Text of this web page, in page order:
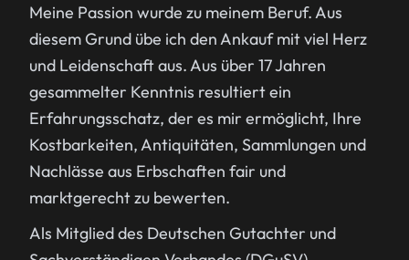
Meine Passion wurde zu meinem Beruf. Aus
diesem Grund übe ich den Ankauf mit viel Herz
und Leidenschaft aus. Aus über 17 Jahren
gesammelter Kenntnis resultiert ein
Erfahrungsschatz, der es mir ermöglicht, Ihre
Kostbarkeiten, Antiquitäten, Sammlungen und
Nachlässe aus Erbschaften fair und
marktgerecht zu bewerten.
Als Mitglied des Deutschen Gutachter und